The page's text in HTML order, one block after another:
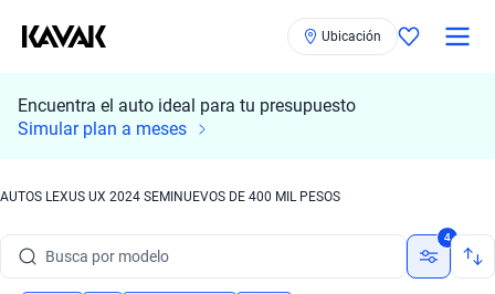
Ubicación
Encuentra el auto ideal para tu presupuesto
Simular plan a meses
AUTOS LEXUS UX 2024 SEMINUEVOS DE 400 MIL PESOS
Busca por versión
Busca por modelo
4